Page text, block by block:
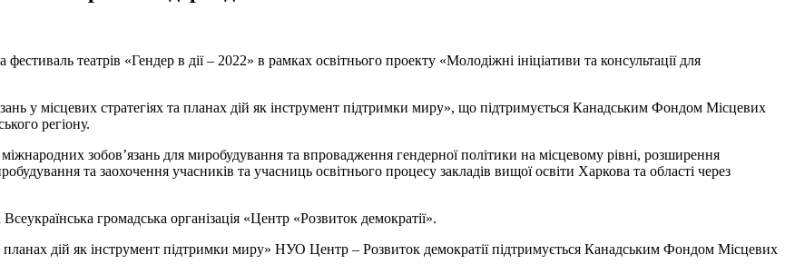
театрів «Гендер в дії – 2022» в рамках освітнього проекту «Молодіжні ініціативи та консультації для
у місцевих стратегіях та планах дій як інструмент підтримки миру», що підтримується Канадським Фондом Місцевих
регіону.
зобов’язань для миробудування та впровадження гендерної політики на місцевому рівні, розширення
та заохочення учасників та учасниць освітнього процесу закладів вищої освіти Харкова та області через
громадська організація «Центр «Розвиток демократії».
планах дій як інструмент підтримки миру» НУО Центр – Розвиток демократії підтримується Канадським Фондом Місцевих